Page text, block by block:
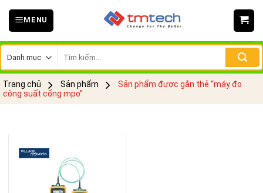
Skip
MENU
kiếm:
Trang chủ Sản phẩm
Sản phẩm được gắn thẻ “máy đo
công suất cổng mpo”